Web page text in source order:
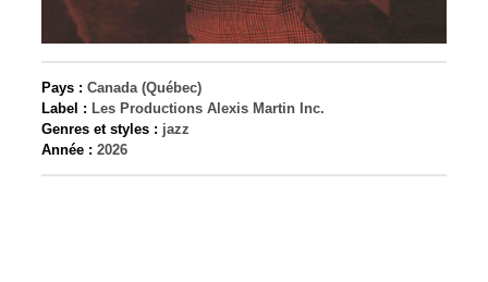
Pays : Canada (Québec)
Label : Les Productions Alexis Martin Inc.
Genres et styles : jazz
Année : 2026